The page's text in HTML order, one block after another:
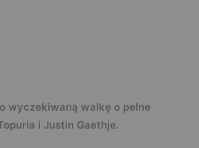
wyczekiwaną walkę o pełne
i Justin Gaethje.